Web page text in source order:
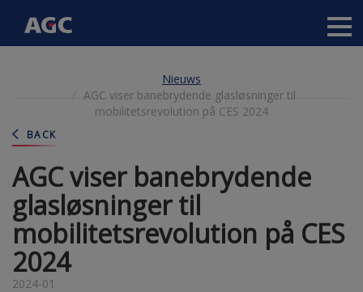
inhoud
gaan
Nieuws
AGC viser banebrydende glasløsninger til
mobilitetsrevolution på CES 2024
BACK
AGC viser banebrydende
glasløsninger til
mobilitetsrevolution på CES
2024
2024-01